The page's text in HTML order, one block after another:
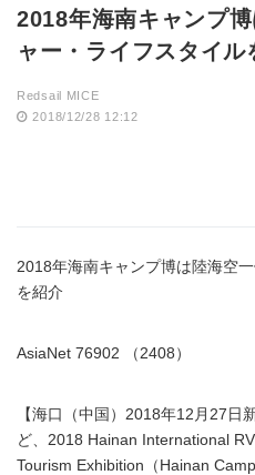
2018年海南キャンプ
ャー・ライフスタイル
Redsail MICE
2018/12/28 12:12
2018年海南キャンプ博は陸海空
を紹介
AsiaNet 76902 （2408）
【海口（中国）2018年12月27日
ど、2018 Hainan International
Tourism Exhibition（Hainan